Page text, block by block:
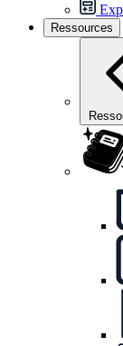
Ressources